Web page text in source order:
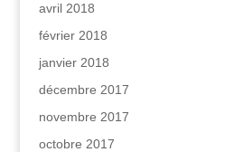
avril 2018
février 2018
janvier 2018
décembre 2017
novembre 2017
octobre 2017